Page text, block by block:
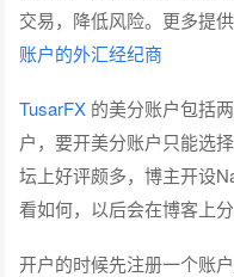
交易，降低风险。更多提
账户的外汇经纪商
TusarFX 的美分账户包括
户，要开美分账户只能选
坛上好评颇多，博主开设
看如何，以后会在博客上分
开户的时候先注册一个账